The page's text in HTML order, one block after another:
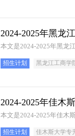
2024-2025年黑龙
本文是2024-2025年黑龙
招生计划 黑龙江工商学
2024-2025年佳木
本文是2024-2025年佳木
招生计划 佳木斯大学专